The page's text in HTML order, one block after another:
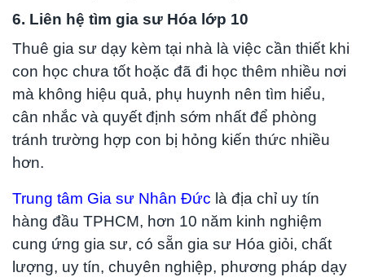
6. Liên hệ tìm gia sư Hóa lớp 10
Thuê gia sư dạy kèm tại nhà là việc cần thiết khi
con học chưa tốt hoặc đã đi học thêm nhiều nơi
mà không hiệu quả, phụ huynh nên tìm hiểu,
cân nhắc và quyết định sớm nhất để phòng
tránh trường hợp con bị hỏng kiến thức nhiều
hơn.
Trung tâm Gia sư Nhân Đức là địa chỉ uy tín
hàng đầu TPHCM, hơn 10 năm kinh nghiệm
cung ứng gia sư, có sẵn gia sư Hóa giỏi, chất
lượng, uy tín, chuyên nghiệp, phương pháp dạy